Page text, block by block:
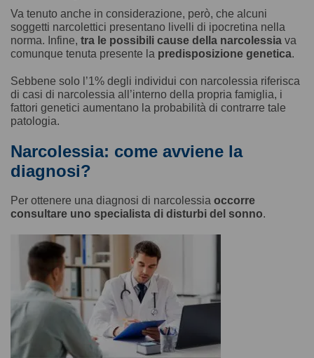
Va tenuto anche in considerazione, però, che alcuni
soggetti narcolettici presentano livelli di ipocretina nella
norma. Infine, tra le possibili cause della narcolessia va
comunque tenuta presente la predisposizione genetica.
Sebbene solo l’1% degli individui con narcolessia riferisca
di casi di narcolessia all’interno della propria famiglia, i
fattori genetici aumentano la probabilità di contrarre tale
patologia.
Narcolessia: come avviene la
diagnosi?
Per ottenere una diagnosi di narcolessia occorre
consultare uno specialista di disturbi del sonno.